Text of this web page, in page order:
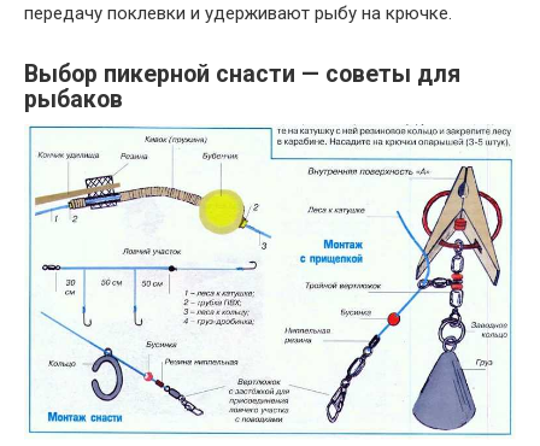
передачу поклевки и удерживают рыбу на крючке.
Выбор пикерной снасти — советы для
рыбаков